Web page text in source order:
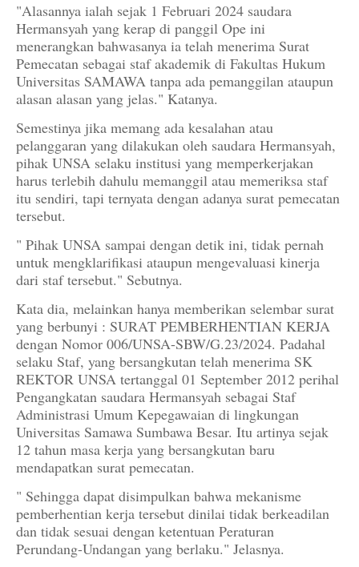
"Alasannya ialah sejak 1 Februari 2024 saudara
Hermansyah yang kerap di panggil Ope ini
menerangkan bahwasanya ia telah menerima Surat
Pemecatan sebagai staf akademik di Fakultas Hukum
Universitas SAMAWA tanpa ada pemanggilan ataupun
alasan alasan yang jelas." Katanya.
Semestinya jika memang ada kesalahan atau
pelanggaran yang dilakukan oleh saudara Hermansyah,
pihak UNSA selaku institusi yang memperkerjakan
harus terlebih dahulu memanggil atau memeriksa staf
itu sendiri, tapi ternyata dengan adanya surat pemecatan
tersebut.
" Pihak UNSA sampai dengan detik ini, tidak pernah
untuk mengklarifikasi ataupun mengevaluasi kinerja
dari staf tersebut." Sebutnya.
Kata dia, melainkan hanya memberikan selembar surat
yang berbunyi : SURAT PEMBERHENTIAN KERJA
dengan Nomor 006/UNSA-SBW/G.23/2024. Padahal
selaku Staf, yang bersangkutan telah menerima SK
REKTOR UNSA tertanggal 01 September 2012 perihal
Pengangkatan saudara Hermansyah sebagai Staf
Administrasi Umum Kepegawaian di lingkungan
Universitas Samawa Sumbawa Besar. Itu artinya sejak
12 tahun masa kerja yang bersangkutan baru
mendapatkan surat pemecatan.
" Sehingga dapat disimpulkan bahwa mekanisme
pemberhentian kerja tersebut dinilai tidak berkeadilan
dan tidak sesuai dengan ketentuan Peraturan
Perundang-Undangan yang berlaku." Jelasnya.